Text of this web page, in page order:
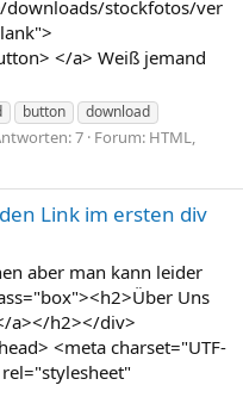
stockfotos/ver
</a> Weiß jemand
button
download
7 Forum: HTML,
Link im ersten div
aber man kann leider
Uns
a></h2></div>
<meta charset="UTF-